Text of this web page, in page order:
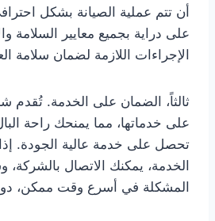
أن تتم عملية الصيانة بشكل
على دراية بجميع معايير السلامة
الإجراءات اللازمة لضمان سلامة
ثالثاً، الضمان على الخدمة. تُقدم
على خدماتها، مما يمنحك راحة
تحصل على خدمة عالية الجودة.
الخدمة، يمكنك الاتصال بالشركة،
المشكلة في أسرع وقت ممكن،